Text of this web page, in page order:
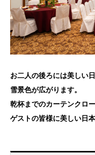
お二人の後ろには美しい
雪景色が広がります。
乾杯までのカーテンクロ
ゲストの皆様に美しい日